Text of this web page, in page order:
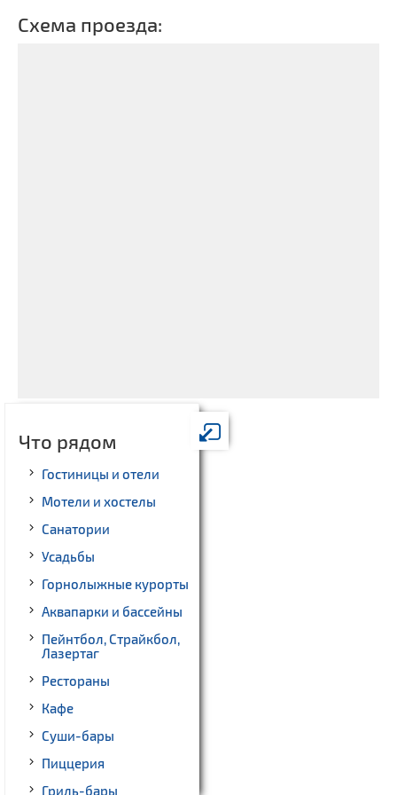
Схема проезда:
Что рядом
Гостиницы и отели
Мотели и хостелы
Санатории
Усадьбы
Горнолыжные курорты
Аквапарки и бассейны
Пейнтбол, Страйкбол,
Лазертаг
Рестораны
Кафе
Суши-бары
Пиццерия
Гриль-бары